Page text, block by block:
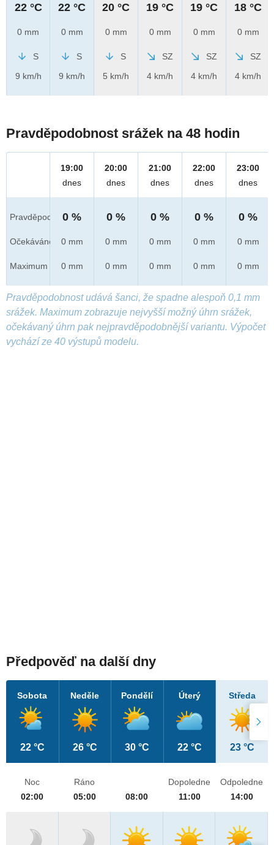
22 °C
0 mm
S
9 km/h
22 °C
0 mm
S
9 km/h
20 °C
0 mm
S
5 km/h
19 °C
0 mm
SZ
4 km/h
19 °C
0 mm
SZ
4 km/h
18 °C
0 mm
SZ
4 km/h
Pravděpodobnost srážek na 48 hodin
Pravděpod.
Očekáváno
Maximum
19:00
dnes
0 %
0 mm
0 mm
20:00
dnes
0 %
0 mm
0 mm
21:00
dnes
0 %
0 mm
0 mm
22:00
dnes
0 %
0 mm
0 mm
23:00
dnes
0 %
0 mm
0 mm
Pravděpodobnost udává šanci, že spadne alespoň 0,1 mm
srážek. Maximum zobrazuje nejvyšší možný úhrn srážek,
očekávaný úhrn pak nejpravděpodobnější variantu. Výpočet
vychází ze 40 výstupů modelu.
Předpověď na další dny
Sobota
22 °C
Neděle
26 °C
Pondělí
30 °C
Úterý
22 °C
Středa
23 °C
Noc
02:00
Ráno
05:00
08:00
Dopoledne
11:00
Odpoledne
14:00